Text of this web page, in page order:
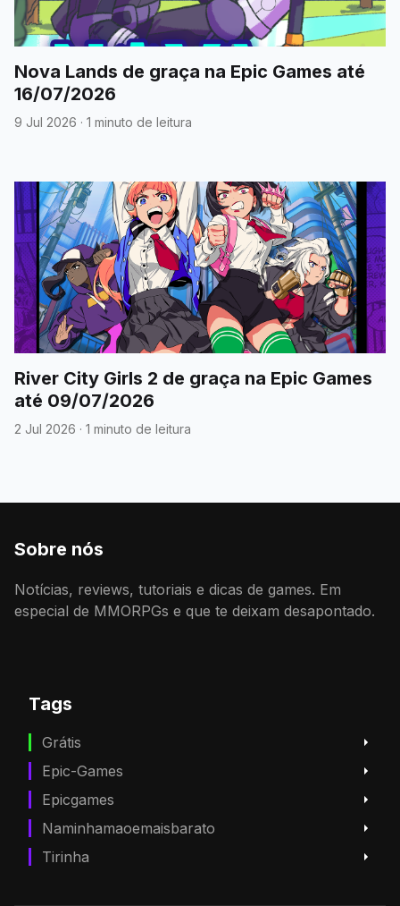
Nova Lands de graça na Epic Games até
16/07/2026
9 Jul 2026 · 1 minuto de leitura
River City Girls 2 de graça na Epic Games
até 09/07/2026
2 Jul 2026 · 1 minuto de leitura
Sobre nós
Notícias, reviews, tutoriais e dicas de games. Em
especial de MMORPGs e que te deixam desapontado.
Tags
Grátis
Epic-Games
Epicgames
Naminhamaoemaisbarato
Tirinha